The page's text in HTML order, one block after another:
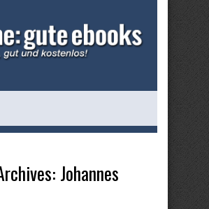
Johannes